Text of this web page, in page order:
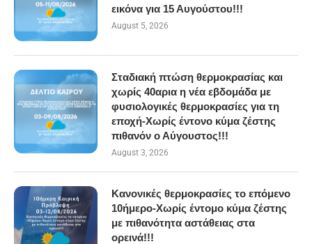
εικόνα για 15 Αυγούστου!!!
August 5, 2026
Σταδιακή πτώση θερμοκρασίας και
χωρίς 40αρια η νέα εβδομάδα με
φυσιολογικές θερμοκρασίες για τη
εποχή-Χωρίς έντονο κύμα ζέστης
πιθανόν ο Αύγουστος!!!
August 3, 2026
Κανονικές θερμοκρασίες το επόμενο
10ήμερο-Χωρίς έντομο κύμα ζέστης
με πιθανότητα αστάθειας στα
ορεινά!!!